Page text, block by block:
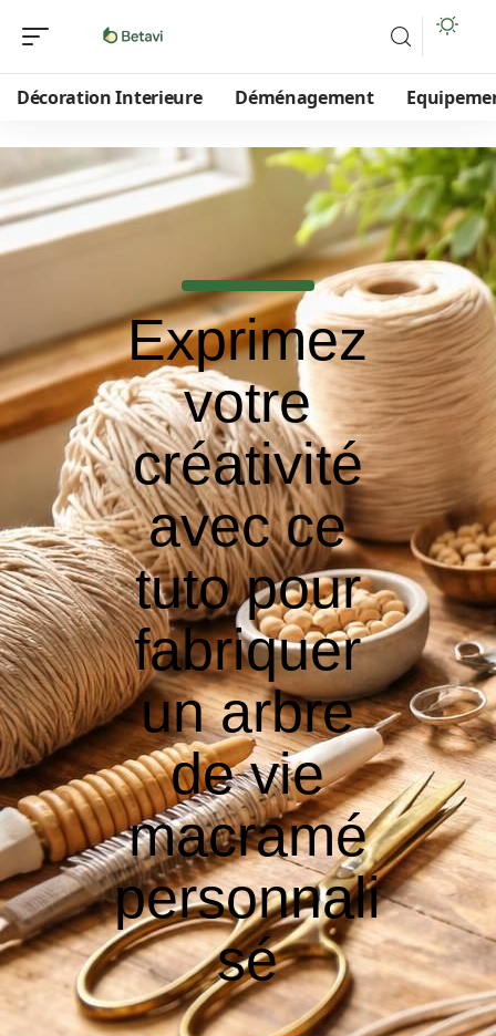
Décoration Interieure Déménagement
Exprimez
votre
créativité
avec ce
tuto pour
fabriquer
un arbre
de vie
macramé
personnali
sé